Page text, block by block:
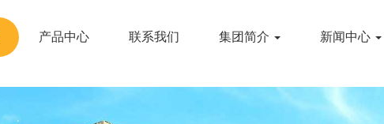
产品中心 联系我们 集团简介 新闻中心